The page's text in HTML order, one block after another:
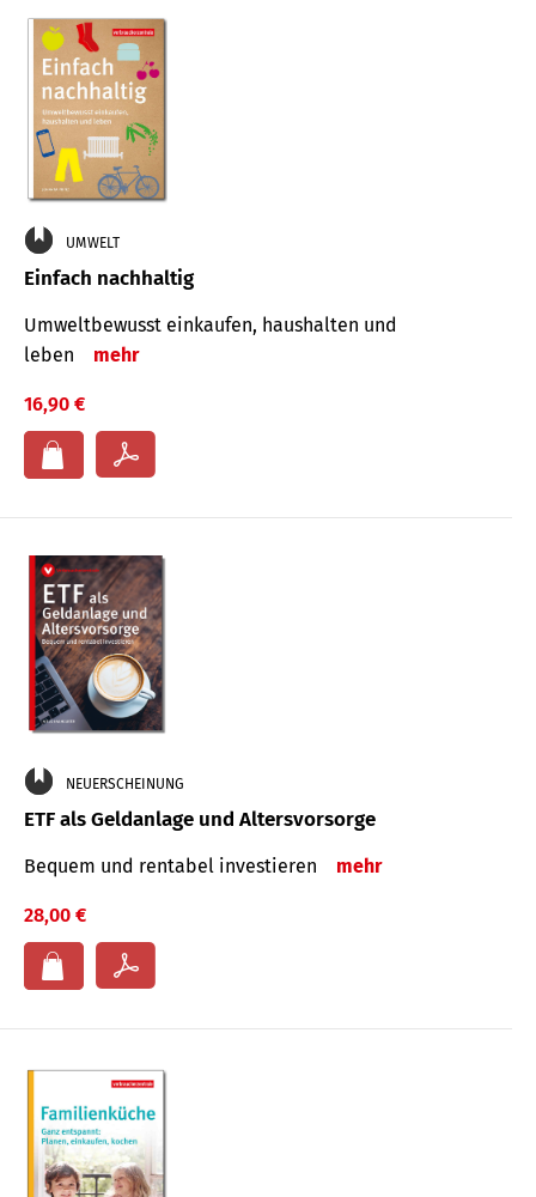
UMWELT
Einfach nachhaltig
Umweltbewusst einkaufen, haushalten und
leben
mehr
16,90 €
NEUERSCHEINUNG
ETF als Geldanlage und Altersvorsorge
Bequem und rentabel investieren mehr
28,00 €